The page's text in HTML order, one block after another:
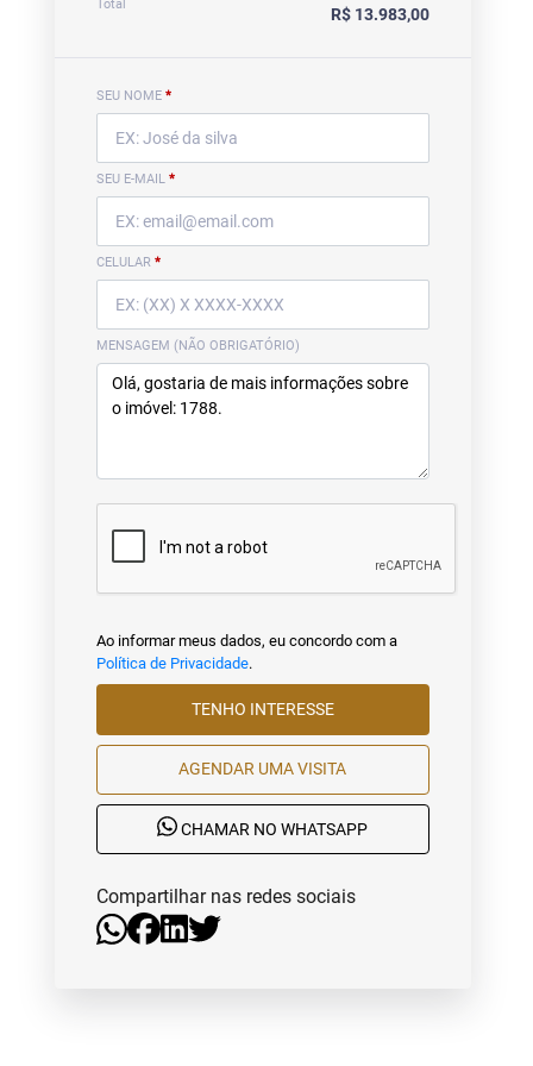
Total R$ 13.983,00
SEU NOME *
SEU E-MAIL *
CELULAR *
MENSAGEM (NÃO OBRIGATÓRIO)
Ao informar meus dados, eu concordo com a
Política de Privacidade.
TENHO INTERESSE
AGENDAR UMA VISITA
CHAMAR NO WHATSAPP
Compartilhar nas redes sociais